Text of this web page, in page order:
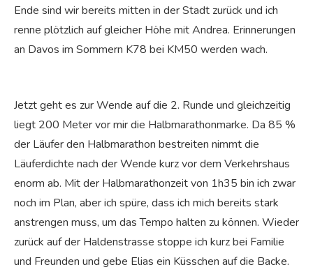
Ende sind wir bereits mitten in der Stadt zurück und ich
renne plötzlich auf gleicher Höhe mit Andrea. Erinnerungen
an Davos im Sommern K78 bei KM50 werden wach.
Jetzt geht es zur Wende auf die 2. Runde und gleichzeitig
liegt 200 Meter vor mir die Halbmarathonmarke. Da 85 %
der Läufer den Halbmarathon bestreiten nimmt die
Läuferdichte nach der Wende kurz vor dem Verkehrshaus
enorm ab. Mit der Halbmarathonzeit von 1h35 bin ich zwar
noch im Plan, aber ich spüre, dass ich mich bereits stark
anstrengen muss, um das Tempo halten zu können. Wieder
zurück auf der Haldenstrasse stoppe ich kurz bei Familie
und Freunden und gebe Elias ein Küsschen auf die Backe.